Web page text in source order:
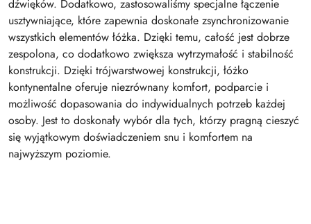
dźwięków. Dodatkowo, zastosowaliśmy specjalne łączenie
usztywniające, które zapewnia doskonałe zsynchronizowanie
wszystkich elementów łóżka. Dzięki temu, całość jest dobrze
zespolona, co dodatkowo zwiększa wytrzymałość i stabilność
konstrukcji. Dzięki trójwarstwowej konstrukcji, łóżko
kontynentalne oferuje niezrównany komfort, podparcie i
możliwość dopasowania do indywidualnych potrzeb każdej
osoby. Jest to doskonały wybór dla tych, którzy pragną cieszyć
się wyjątkowym doświadczeniem snu i komfortem na
najwyższym poziomie.